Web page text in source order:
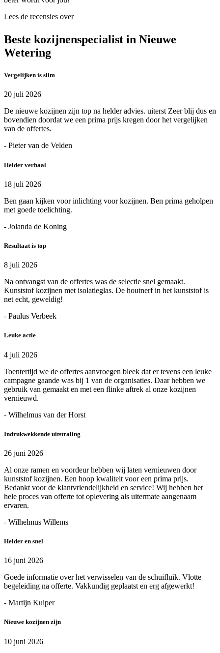
Lees de recensies over
Beste kozijnenspecialist in Nieuwe
Wetering
Vergelijken is slim
20 juli 2026
De nieuwe kozijnen zijn top na helder advies. uiterst Zeer blij dus en
bovendien doordat we een prima prijs kregen door het vergelijken
van de offertes.
- Pieter van de Velden
Helder verhaal
18 juli 2026
Ben gaan kijken voor inlichting voor kozijnen. Ben prima geholpen
met goede toelichting.
- Jolanda de Koning
Resultaat is top
8 juli 2026
Na ontvangst van de offertes was de selectie snel gemaakt.
Kunststof kozijnen met isolatieglas. De houtnerf in het kunststof is
net echt, geweldig!
- Paulus Verbeek
Leuke actie
4 juli 2026
Toentertijd we de offertes aanvroegen bleek dat er tevens een leuke
campagne gaande was bij 1 van de organisaties. Daar hebben we
gebruik van gemaakt en met een flinke aftrek al onze kozijnen
vernieuwd.
- Wilhelmus van der Horst
Indrukwekkende uitstraling
26 juni 2026
Al onze ramen en voordeur hebben wij laten vernieuwen door
kunststof kozijnen. Een hoop kwaliteit voor een prima prijs.
Bedankt voor de klantvriendelijkheid en service! Wij hebben het
hele proces van offerte tot oplevering als uitermate aangenaam
ervaren.
- Wilhelmus Willems
Helder en snel
16 juni 2026
Goede informatie over het verwisselen van de schuifluik. Vlotte
begeleiding na offerte. Vakkundig geplaatst en erg afgewerkt!
- Martijn Kuiper
Nieuwe kozijnen zijn
10 juni 2026